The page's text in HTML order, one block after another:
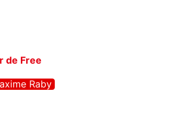
de Free
Raby